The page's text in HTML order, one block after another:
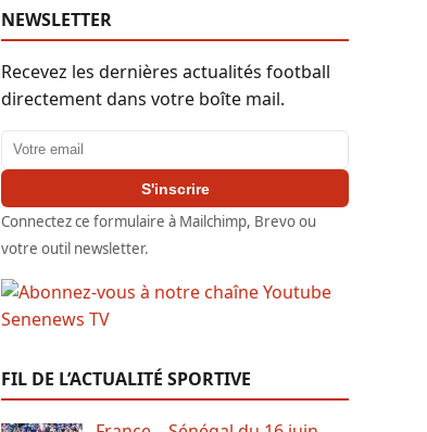
NEWSLETTER
Recevez les dernières actualités football
directement dans votre boîte mail.
Adresse email
S'inscrire
Connectez ce formulaire à Mailchimp, Brevo ou
votre outil newsletter.
FIL DE L’ACTUALITÉ SPORTIVE